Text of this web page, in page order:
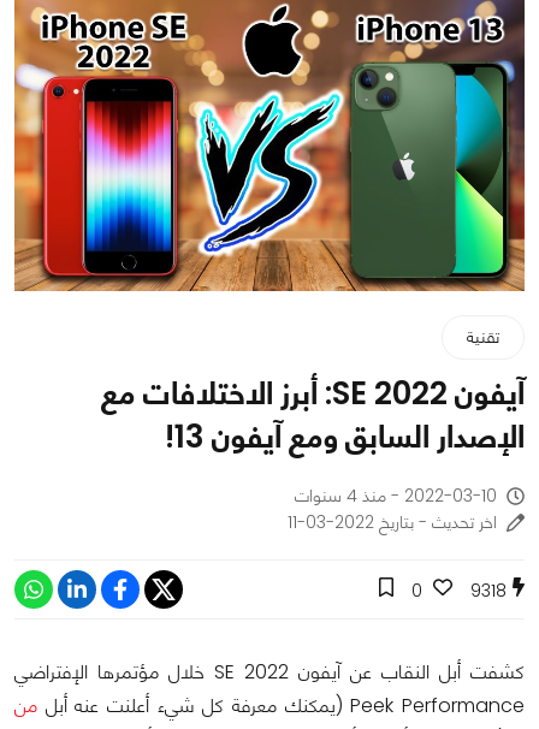
تقنية
آيفون SE 2022: أبرز الاختلافات مع
الإصدار السابق ومع آيفون 13!
2022-03-10 - منذ 4 سنوات
اخر تحديث - بتاريخ 2022-03-11
9318
0
كشفت أبل النقاب عن آيفون SE 2022 خلال مؤتمرها الإفتراضي
Peek Performance (يمكنك معرفة كل شيء أعلنت عنه أبل
من